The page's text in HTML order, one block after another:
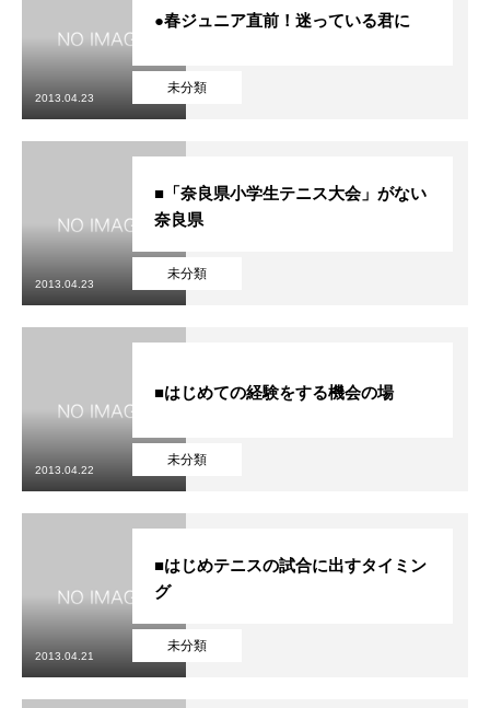
会員専用ページ
システム・クラス・料金
未分類
●春ジュニア直前！迷っている君に
2013.04.23
未分類
■「奈良県小学生テニス大会」がない
奈良県
2013.04.23
未分類
■はじめての経験をする機会の場
2013.04.22
未分類
■はじめテニスの試合に出すタイミン
グ
2013.04.21